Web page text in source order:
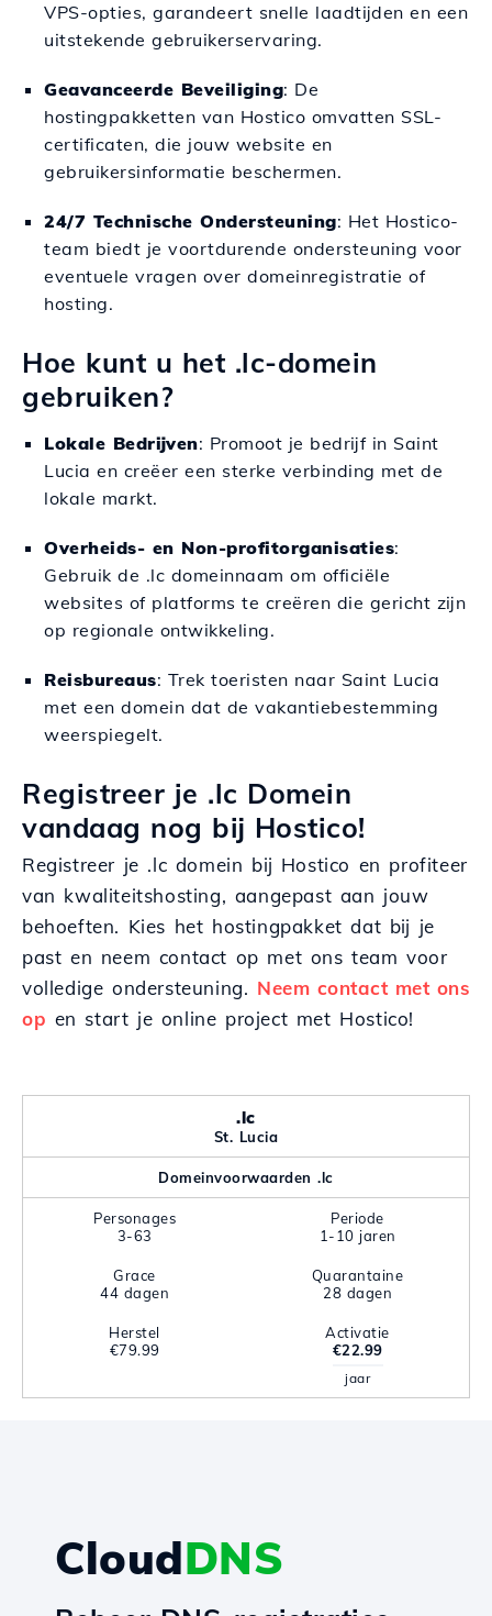
VPS-opties, garandeert snelle laadtijden en een
uitstekende gebruikerservaring.
Geavanceerde Beveiliging: De
hostingpakketten van Hostico omvatten SSL-
certificaten, die jouw website en
gebruikersinformatie beschermen.
24/7 Technische Ondersteuning: Het Hostico-
team biedt je voortdurende ondersteuning voor
eventuele vragen over domeinregistratie of
hosting.
Hoe kunt u het .lc-domein
gebruiken?
Lokale Bedrijven: Promoot je bedrijf in Saint
Lucia en creëer een sterke verbinding met de
lokale markt.
Overheids- en Non-profitorganisaties:
Gebruik de .lc domeinnaam om officiële
websites of platforms te creëren die gericht zijn
op regionale ontwikkeling.
Reisbureaus: Trek toeristen naar Saint Lucia
met een domein dat de vakantiebestemming
weerspiegelt.
Registreer je .lc Domein
vandaag nog bij Hostico!
Registreer je .lc domein bij Hostico en profiteer
van kwaliteitshosting, aangepast aan jouw
behoeften. Kies het hostingpakket dat bij je
past en neem contact op met ons team voor
volledige ondersteuning. Neem contact met ons
op en start je online project met Hostico!
.lc
St. Lucia
Domeinvoorwaarden .lc
Personages
3-63
Periode
1-10 jaren
Grace
44 dagen
Quarantaine
28 dagen
Herstel
€79.99
Activatie
€22.99
jaar
CloudDNS